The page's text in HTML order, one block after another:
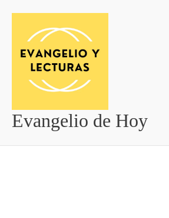
contenido
Evangelio de Hoy